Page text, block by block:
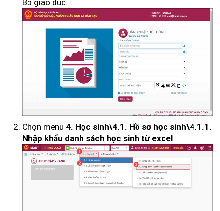
Bộ giáo dục.
Chọn menu 4. Học sinh\4.1. Hồ sơ học sinh\4.1.1.
Nhập khẩu danh sách học sinh từ excel